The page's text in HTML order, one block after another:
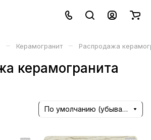
– Керамогранит – Распродажа
керамогранита
По умолчанию (убывание)